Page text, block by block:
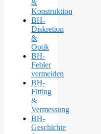
&
Konstruktion
BH-
Diskretion
&
Optik
BH-
Fehler
vermeiden
BH-
Fitting
&
Vermessung
BH-
Geschichte